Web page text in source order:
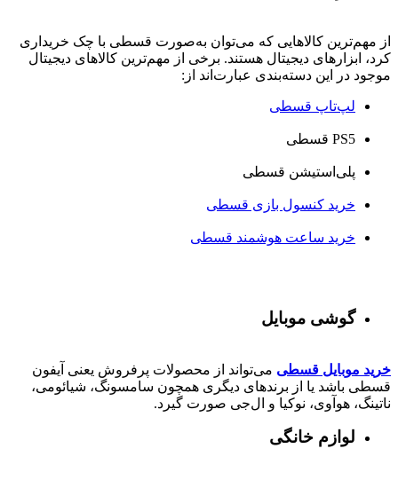
از مهم‌ترین کالاهایی که می‌توان به‌صورت قسطی با چک خریداری
کرد، ابزارهای دیجیتال هستند. برخی از مهم‌ترین کالاهای دیجیتال
موجود در این دسته‌بندی عبارت‌اند از:
لپ‌تاپ قسطی
PS5 قسطی
پلی‌استیشن قسطی
خرید کنسول بازی قسطی
خرید ساعت هوشمند قسطی
گوشی موبایل
خرید موبایل قسطی می‌تواند از محصولات پرفروش یعنی آیفون
قسطی باشد یا از برندهای دیگری همچون سامسونگ، شیائومی،
ناتینگ، هوآوی، نوکیا و ال‌جی صورت گیرد.
لوازم خانگی